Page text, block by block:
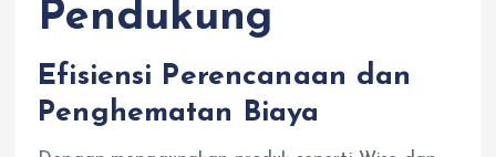
Pendukung
Efisiensi Perencanaan dan
Penghematan Biaya